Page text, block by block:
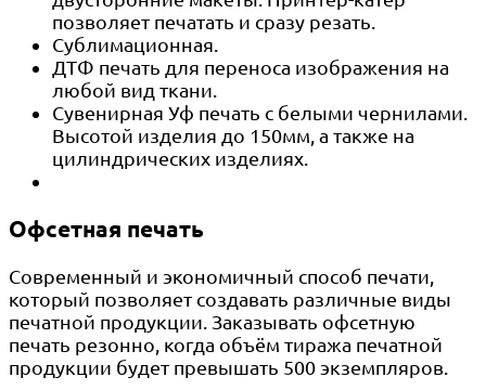
позволяет печатать и сразу резать.
Сублимационная.
ДТФ печать для переноса изображения на
любой вид ткани.
Сувенирная Уф печать с белыми чернилами.
Высотой изделия до 150мм, а также на
цилиндрических изделиях.
Офсетная печать
Современный и экономичный способ печати,
который позволяет создавать различные виды
печатной продукции. Заказывать офсетную
печать резонно, когда объём тиража печатной
продукции будет превышать 500 экземпляров.